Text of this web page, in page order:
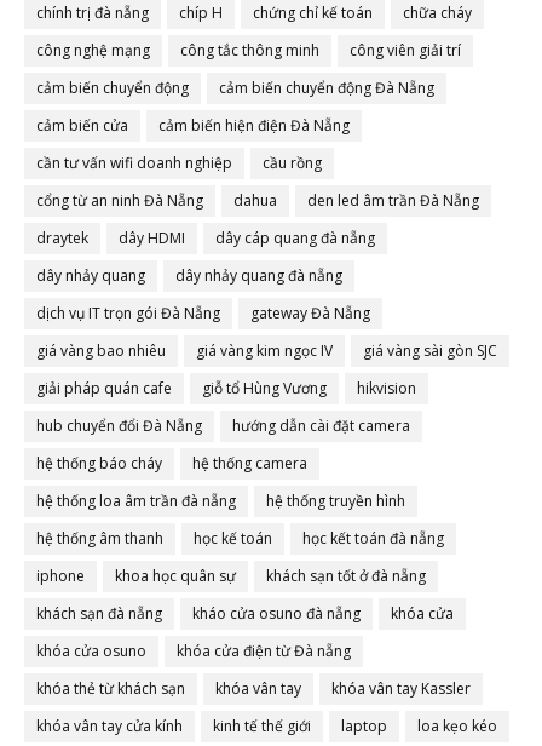
chính trị đà nẵng
chíp H chứng chỉ kế toán
chữa cháy
công nghệ mạng
công tắc thông minh
công viên giải trí
cảm biến chuyển động
cảm biến chuyển động Đà Nẵng
cảm biến cửa
cảm biến hiện điện Đà Nẵng
cần tư vấn wifi doanh nghiệp
cầu rồng
cổng từ an ninh Đà Nẵng
dahua
den led âm trần Đà Nẵng
draytek
dây HDMI
dây cáp quang đà nẵng
dây nhảy quang
dây nhảy quang đà nẵng
dịch vụ IT trọn gói Đà Nẵng
gateway Đà Nẵng
giá vàng bao nhiêu
giá vàng kim ngọc IV
giá vàng sài gòn SJC
giải pháp quán cafe
giỗ tổ Hùng Vương
hikvision
hub chuyển đổi Đà Nẵng
hướng dẫn cài đặt camera
hệ thống báo cháy
hệ thống camera
hệ thống loa âm trần đà nẵng
hệ thống truyền hình
hệ thống âm thanh
học kế toán
học kết toán đà nẵng
iphone
khoa học quân sự
khách sạn tốt ở đà nẵng
khách sạn đà nẵng
kháo cửa osuno đà nẵng
khóa cửa
khóa cửa osuno
khóa cửa điện từ Đà nẵng
khóa thẻ từ khách sạn
khóa vân tay
khóa vân tay Kassler
khóa vân tay cửa kính
kinh tế thế giới laptop loa kẹo kéo